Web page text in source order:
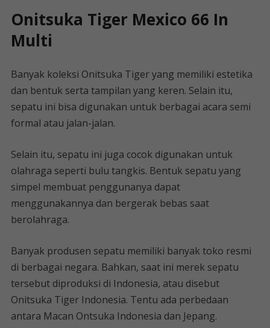
Onitsuka Tiger Mexico 66 In
Multi
Banyak koleksi Onitsuka Tiger yang memiliki estetika
dan bentuk serta tampilan yang keren. Selain itu,
sepatu ini bisa digunakan untuk berbagai acara semi
formal atau jalan-jalan.
Selain itu, sepatu ini juga cocok digunakan untuk
olahraga seperti bulu tangkis. Bentuk sepatu yang
simpel membuat penggunanya dapat
menggunakannya dan bergerak bebas saat
berolahraga.
Banyak produsen sepatu memiliki banyak toko resmi
di berbagai negara. Bahkan, saat ini merek sepatu
tersebut diproduksi di Indonesia, atau disebut
Onitsuka Tiger Indonesia. Tentu ada perbedaan
antara Macan Ontsuka Indonesia dan Jepang.